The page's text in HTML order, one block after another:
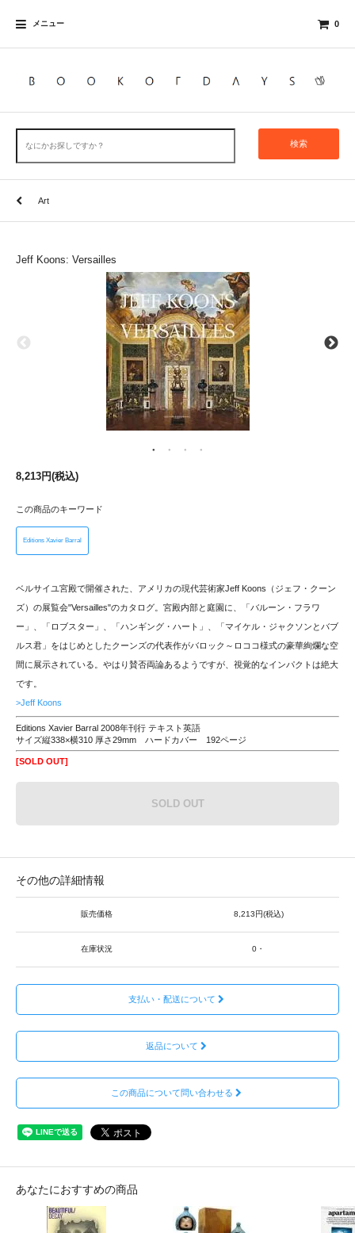
メニュー 0
検索
Art
Jeff Koons: Versailles
8,213円(税込)
この商品のキーワード
Editions Xavier Barral
ベルサイユ宮殿で開催された、アメリカの現代芸術家Jeff Koons（ジェフ・クーン
ズ）の展覧会"Versailles"のカタログ。宮殿内部と庭園に、「バルーン・フラワ
ー」、「ロブスター」、「ハンギング・ハート」、「マイケル・ジャクソンとバブ
ルス君」をはじめとしたクーンズの代表作がバロック～ロココ様式の豪華絢爛な空
間に展示されている。やはり賛否両論あるようですが、視覚的なインパクトは絶大
です。
>Jeff Koons
Editions Xavier Barral 2008年刊行 テキスト英語
サイズ縦338×横310 厚さ29mm ハードカバー 192ページ
[SOLD OUT]
SOLD OUT
その他の詳細情報
販売価格 8,213円(税込)
在庫状況 0・
支払い・配送について
返品について
この商品について問い合わせる
あなたにおすすめの商品